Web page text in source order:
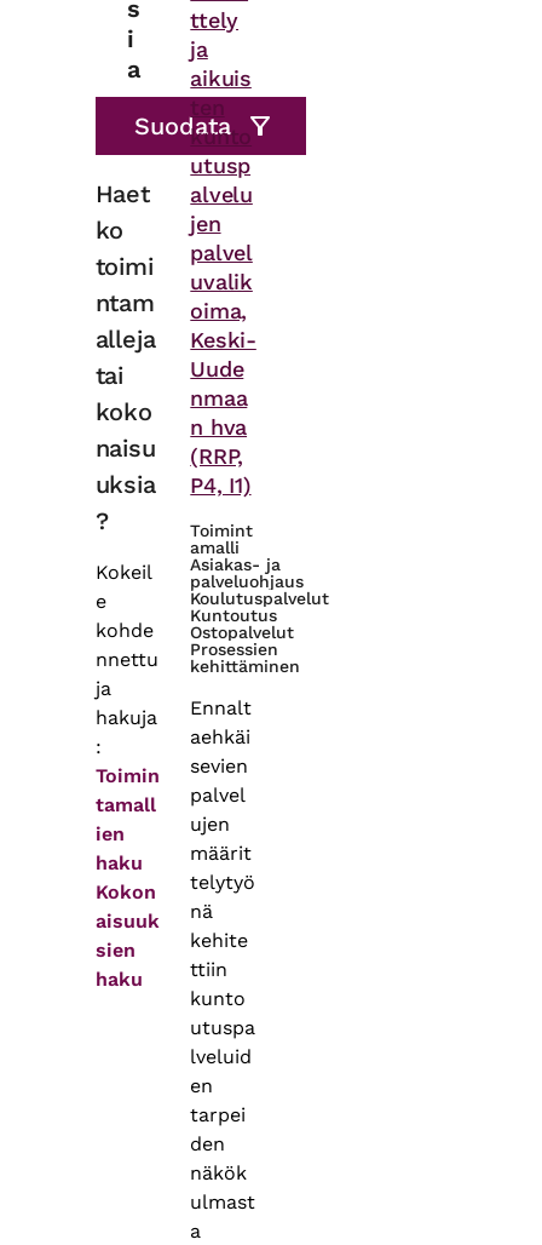
s
i
a
Haet
ko
toimi
ntam
alleja
tai
koko
naisu
uksia
?
Kokeil
e
kohde
nnettu
ja
hakuja
:
Toimin
tamall
ien
haku
Kokon
aisuuk
sien
haku
ttely
ja
aikuis
ten
kunto
utusp
alvelu
jen
palvel
uvalik
oima,
Keski-
Uude
nmaa
n hva
(RRP,
P4, I1)
Toimint
amalli
Asiakas- ja
palveluohjaus
Koulutuspalvelut
Kuntoutus
Ostopalvelut
Prosessien
kehittäminen
Ennalt
aehkäi
sevien
palvel
ujen
määrit
telytyö
nä
kehite
ttiin
kunto
utuspa
lveluid
en
tarpei
den
näkök
ulmast
a